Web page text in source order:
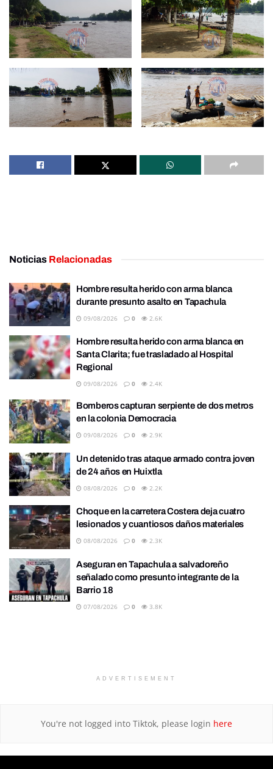
Noticias Relacionadas
Hombre resulta herido con arma blanca
durante presunto asalto en Tapachula
09/08/2026 0 2.6K
Hombre resulta herido con arma blanca en
Santa Clarita; fue trasladado al Hospital
Regional
09/08/2026 0 2.4K
Bomberos capturan serpiente de dos metros
en la colonia Democracia
09/08/2026 0 2.9K
Un detenido tras ataque armado contra joven
de 24 años en Huixtla
08/08/2026 0 2.2K
Choque en la carretera Costera deja cuatro
lesionados y cuantiosos daños materiales
08/08/2026 0 2.3K
Aseguran en Tapachula a salvadoreño
señalado como presunto integrante de la
Barrio 18
07/08/2026 0 3.8K
ADVERTISEMENT
You're not logged into Tiktok, please login here